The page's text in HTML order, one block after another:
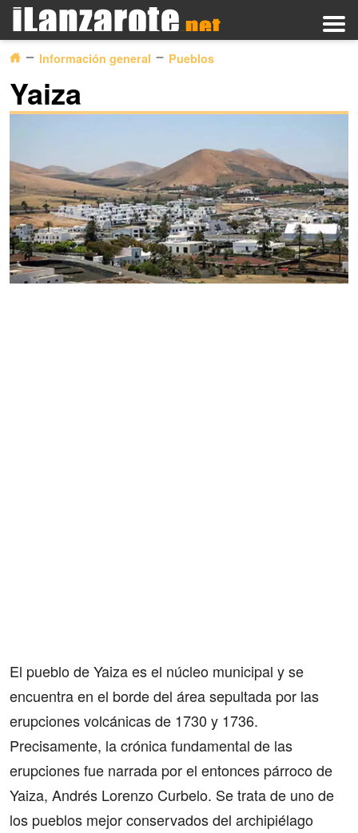
Información general Pueblos
Yaiza
El pueblo de Yaizaes el núcleo municipal y se
encuentra en el borde del área sepultada por las
erupciones volcánicas de 1730 y 1736.
Precisamente, la crónica fundamental de las
erupciones fue narrada por el entonces párroco de
Yaiza, Andrés Lorenzo Curbelo. Se trata de uno de
los pueblos mejor conservados del archipiélago